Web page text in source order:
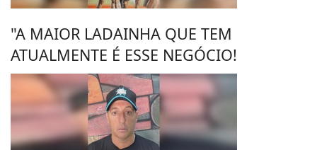
"A MAIOR LADAINHA QUE TEM
ATUALMENTE É ESSE NEGÓCIO!